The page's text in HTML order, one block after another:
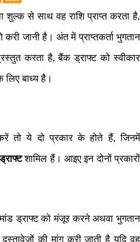
से साथ वह राशि प्राप्त करता है,
करी जानी है। अंत में प्राप्तकर्ता भुगतान
करता है, बैंक ड्राफ्ट को स्वीकार
बाध्य है।
तो ये दो प्रकार के होते हैं, जिनमें
ड्राफ्टशामिल हैं। आइए इन दोनों प्रकारों
ड्राफ्ट को मंजूर करने अथवा भुगतान
की मांग करी जाती है यदि वह